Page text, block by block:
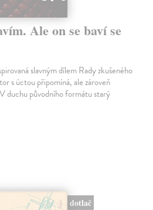
Ale on se baví se
slavným dílem Rady zkušeného
s úctou připomíná, ale zároveň
duchu původního formátu starý
dotlač